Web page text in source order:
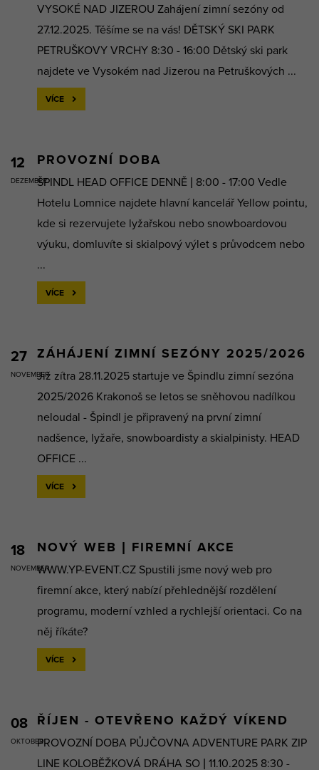
VYSOKÉ NAD JIZEROU Zahájení zimní sezóny od
27.12.2025. Těšíme se na vás! DĚTSKÝ SKI PARK
PETRUŠKOVY VRCHY 8:30 - 16:00 Dětský ski park
najdete ve Vysokém nad Jizerou na Petruškových ...
VÍCE
12
DEZEMBER
PROVOZNÍ DOBA
ŠPINDL HEAD OFFICE DENNĚ | 8:00 - 17:00 Vedle
Hotelu Lomnice najdete hlavní kancelář Yellow pointu,
kde si rezervujete lyžařskou nebo snowboardovou
výuku, domluvíte si skialpový výlet s průvodcem nebo
...
VÍCE
27
NOVEMBER
ZÁHÁJENÍ ZIMNÍ SEZÓNY 2025/2026
Již zítra 28.11.2025 startuje ve Špindlu zimní sezóna
2025/2026 Krakonoš se letos se sněhovou nadílkou
neloudal - Špindl je připravený na první zimní
nadšence, lyžaře, snowboardisty a skialpinisty. HEAD
OFFICE ...
VÍCE
18
NOVEMBER
NOVÝ WEB | FIREMNÍ AKCE
WWW.YP-EVENT.CZ Spustili jsme nový web pro
firemní akce, který nabízí přehlednější rozdělení
programu, moderní vzhled a rychlejší orientaci. Co na
něj říkáte?
VÍCE
08
OKTOBER
ŘÍJEN - OTEVŘENO KAŽDÝ VÍKEND
PROVOZNÍ DOBA PŮJČOVNA ADVENTURE PARK ZIP
LINE KOLOBĚŽKOVÁ DRÁHA SO | 11.10.2025 8:30 -